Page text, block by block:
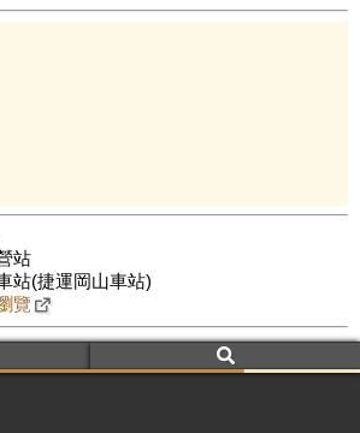
站
站(捷運岡山車站)
覽
站
臺鐵岡山車站(捷運岡山車站)
上線5595